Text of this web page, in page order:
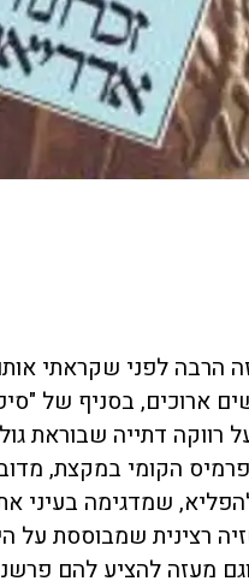
הרבה לפני שקראתי
ארוכים, בסניף של
רווקה דתייה שבוראת
הקומי במקצת,
שמדגימה בעיני
רצינית שמבוססת על
מעזה להציע להם